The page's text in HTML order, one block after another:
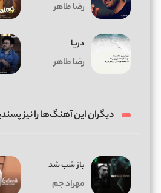
رضا طاهر
دریا
رضا طاهر
دیگران این آهنگ‌ها را نیز
باز شب شد
مهراد جم